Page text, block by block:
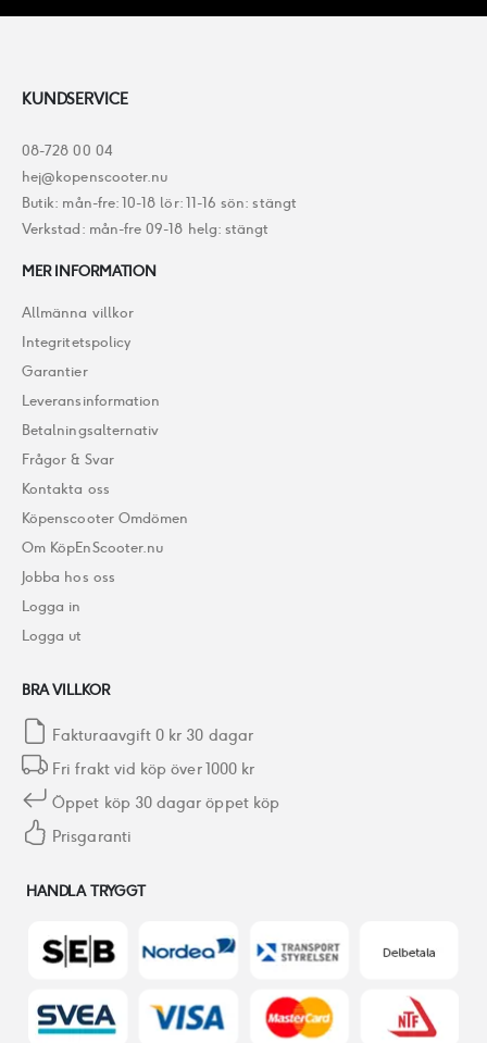
KUNDSERVICE
08-728 00 04
hej@kopenscooter.nu
Butik: mån-fre: 10-18 lör: 11-16 sön: stängt
Verkstad: mån-fre 09-18 helg: stängt
MER INFORMATION
Allmänna villkor
Integritetspolicy
Garantier
Leveransinformation
Betalningsalternativ
Frågor & Svar
Kontakta oss
Köpenscooter Omdömen
Om KöpEnScooter.nu
Jobba hos oss
Logga in
Logga ut
BRA VILLKOR
Fakturaavgift 0 kr 30 dagar
Fri frakt vid köp över 1000 kr
Öppet köp 30 dagar öppet köp
Prisgaranti
HANDLA TRYGGT